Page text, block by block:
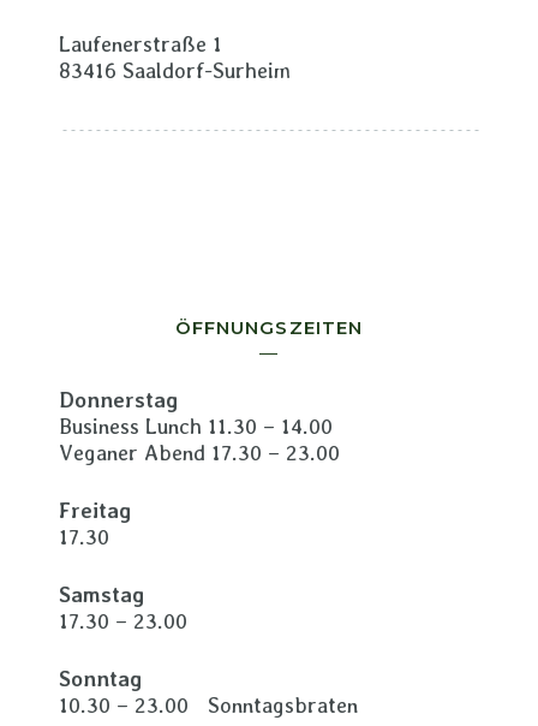
Laufenerstraße 1
83416 Saaldorf-Surheim
ÖFFNUNGSZEITEN
Donnerstag
Business Lunch 11.30 – 14.00
Veganer Abend 17.30 – 23.00
Freitag
17.30
Samstag
17.30 – 23.00
Sonntag
10.30 – 23.00 Sonntagsbraten